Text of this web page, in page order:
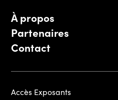
À propos
Partenaires
Contact
Accès Exposants